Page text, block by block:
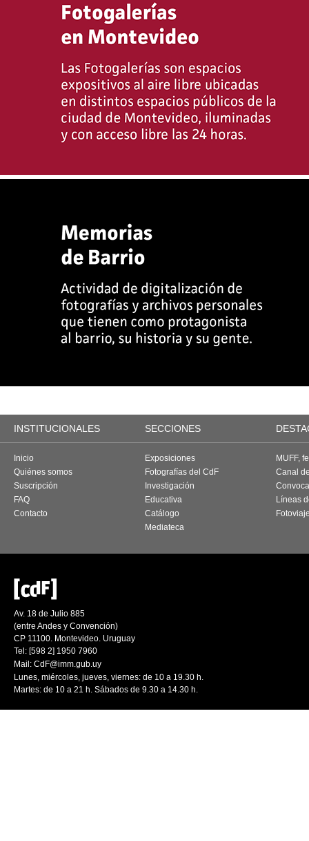
INSTITUCIONALES SECCIONES
Inicio
Quiénes somos
Suscripción
FAQ
Contacto
Exposiciones
Fotografías del CdF
Investigación
Educativa
Catálogo
Mediateca
MUFF,
Canal
Líneas
Av. 18 de Julio 885
(entre Andes y Convención)
CP 11100. Montevideo. Uruguay
Tel: [598 2] 1950 7960
Mail: CdF@imm.gub.uy
Lunes, miércoles, jueves, viernes: de 10 a 19.30 h.
Martes: de 10 a 21 h. Sábados de 9.30 a 14.30 h.